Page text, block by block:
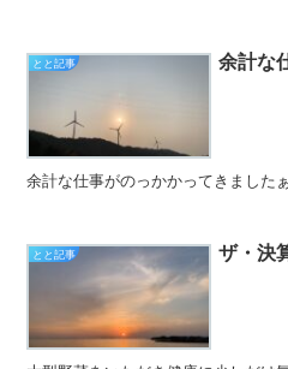
とと記事 余計な
余計な仕事がのっかかってきました
とと記事 ザ・決